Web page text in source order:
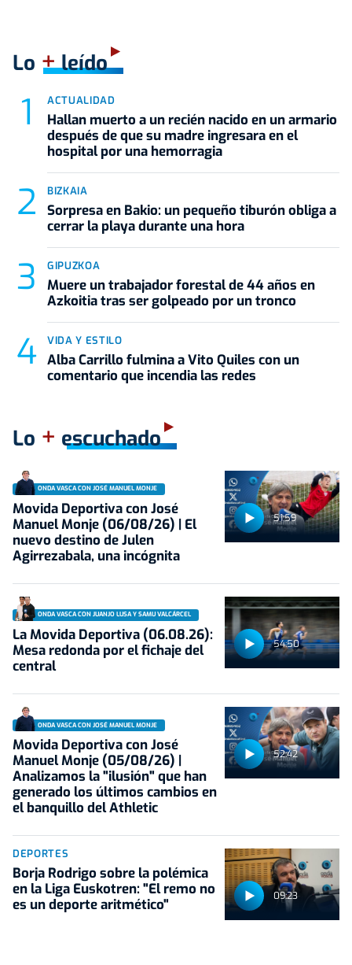
Lo +leído
ACTUALIDAD
Hallan muerto a un recién nacido en un armario
después de que su madre ingresara en el
hospital por una hemorragia
BIZKAIA
Sorpresa en Bakio: un pequeño tiburón obliga a
cerrar la playa durante una hora
GIPUZKOA
Muere un trabajador forestal de 44 años en
Azkoitia tras ser golpeado por un tronco
VIDA Y ESTILO
Alba Carrillo fulmina a Vito Quiles con un
comentario que incendia las redes
Lo + escuchado
51:59
ONDA VASCA CON JOSÉ MANUEL MONJE
Movida Deportiva con José
Manuel Monje (06/08/26) | El
nuevo destino de Julen
Agirrezabala, una incógnita
54:50
ONDA VASCA CON JUANJO LUSA Y SAMU VALCÁRCEL
La Movida Deportiva (06.08.26):
Mesa redonda por el fichaje del
central
52:42
ONDA VASCA CON JOSÉ MANUEL MONJE
Movida Deportiva con José
Manuel Monje (05/08/26) |
Analizamos la "ilusión" que han
generado los últimos cambios en
el banquillo del Athletic
09:23
DEPORTES
Borja Rodrigo sobre la polémica
en la Liga Euskotren: "El remo no
es un deporte aritmético"